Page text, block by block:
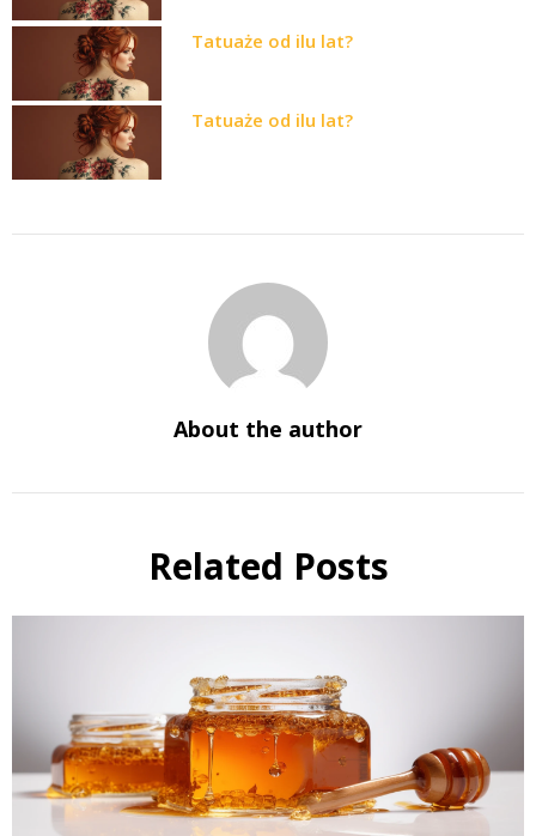
Tatuaże od ilu lat?
Tatuaże od ilu lat?
About the author
Related Posts